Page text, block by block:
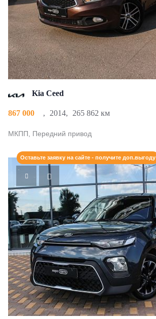
Kia Ceed
867 000 , 2014, 265 862 км
МКПП, Передний привод
Оставьте заявку на сайте - получите доп.выгоду